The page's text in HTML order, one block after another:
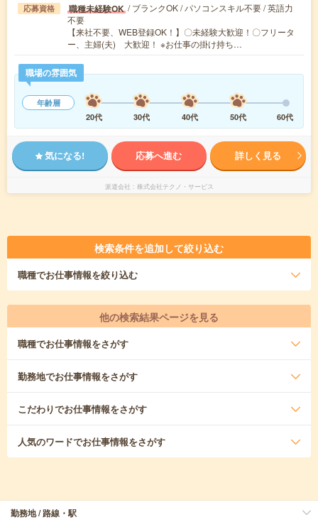
応募資格 職種未経験OK / ブランクOK / パソコンスキル不要 / 英語力
不要
【来社不要、WEB登録OK！】〇未経験大歓迎！〇フリータ
ー、主婦(夫) 大歓迎！ ※お仕事の掛け持ち…
職場の雰囲気
年齢層
20代
30代 40代 50代 60代
気になる! 応募へ進む 詳しく見る
派遣会社 株式会社テクノ・サービス
検索条件を追加して絞り込む
職種でお仕事情報を絞り込む
他の検索結果ページを見る
職種でお仕事情報をさがす
勤務地でお仕事情報をさがす
こだわりでお仕事情報をさがす
人気のワードでお仕事情報をさがす
勤務地 / 路線・駅